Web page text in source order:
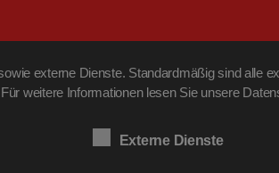
externe Dienste. Standardmäßig sind alle
weitere Informationen lesen Sie unsere
Externe Dienste